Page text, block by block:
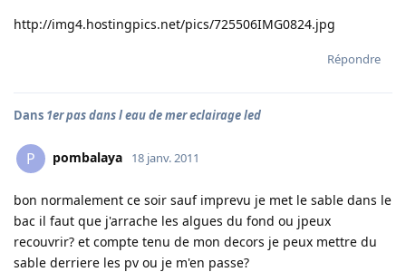
http://img4.hostingpics.net/pics/725506IMG0824.jpg
Répondre
Dans 1er pas dans l eau de mer eclairage led
P pombalaya 18 janv. 2011
bon normalement ce soir sauf imprevu je met le sable dans le
bac il faut que j'arrache les algues du fond ou jpeux
recouvrir? et compte tenu de mon decors je peux mettre du
sable derriere les pv ou je m'en passe?